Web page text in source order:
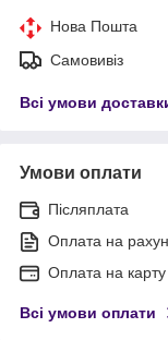
Нова Пошта
Самовивіз
Всі умови
Умови оплати
Післяплата
Оплата на
Оплата на карту
Всі умови оплати